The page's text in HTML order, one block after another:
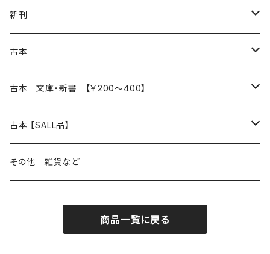
再入荷
新刊
本 の あれこれ
読書のこと
本屋のこと
文芸
近代小説 エッセイ 戯曲（日本人作家）
現代小説 エッセイ 戯曲（日本人作家）
現代小説 エッセイ 戯曲（外国人作家）
日々 の できこと
日常の 風景 群像
生き方 ライフスタイル
人生 生き方 について考える
食べ物 料理
古本
本 の あれこれ
読書のこと
本屋のこと
日本文学
小説 エッセイ 戯曲（日本人作家）
海外文学
詩（外国人作家）
日常の 風景 群像
生き方 ライフスタイル
古本 文庫・新書 【￥200～400】
日本文学
小説 エッセイ 戯曲
海外文学
古本 【SALL品】
20％OFF
その他 雑貨など
商品一覧に戻る